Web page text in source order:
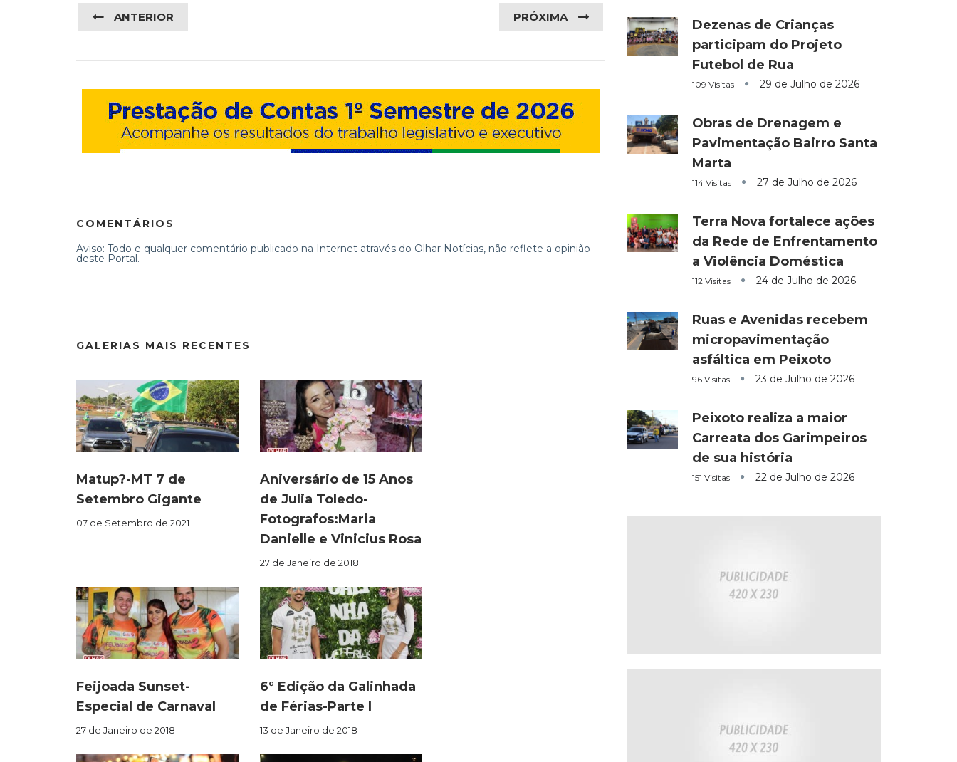
ANTERIOR PRÓXIMA
COMENTÁRIOS
Aviso: Todo e qualquer comentário publicado na Internet através do Olhar Notícias, não reflete a opinião
deste Portal.
GALERIAS MAIS RECENTES
Matup?-MT 7 de
Setembro Gigante
07 de Setembro de 2021
Aniversário de 15 Anos
de Julia Toledo-
Fotografos:Maria
Danielle e Vinicius Rosa
27 de Janeiro de 2018
Feijoada Sunset-
Especial de Carnaval
27 de Janeiro de 2018
6° Edição da Galinhada
de Férias-Parte I
13 de Janeiro de 2018
Dezenas de Crianças
participam do Projeto
Futebol de Rua
109 Visitas 29 de Julho de 2026
Obras de Drenagem e
Pavimentação Bairro Santa
Marta
114 Visitas 27 de Julho de 2026
Terra Nova fortalece ações
da Rede de Enfrentamento
a Violência Doméstica
112 Visitas 24 de Julho de 2026
Ruas e Avenidas recebem
micropavimentação
asfáltica em Peixoto
96 Visitas 23 de Julho de 2026
Peixoto realiza a maior
Carreata dos Garimpeiros
de sua história
151 Visitas 22 de Julho de 2026